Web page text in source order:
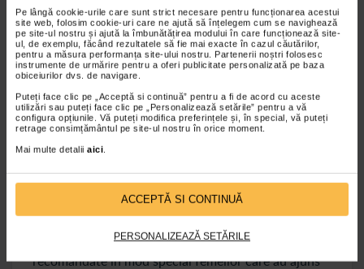
Pe lângă cookie-urile care sunt strict necesare pentru funcționarea acestui
site web, folosim cookie-uri care ne ajută să înțelegem cum se navighează
pe site-ul nostru și ajută la îmbunătățirea modului în care funcționează site-
ul, de exemplu, făcând rezultatele să fie mai exacte în cazul căutărilor,
pentru a măsura performanța site-ului nostru. Partenerii noștri folosesc
instrumente de urmărire pentru a oferi publicitate personalizată pe baza
obiceiurilor dvs. de navigare.
Puteți face clic pe „Acceptă si continuă” pentru a fi de acord cu aceste
utilizări sau puteți face clic pe „Personalizează setările” pentru a vă
configura opțiunile. Vă puteți modifica preferințele și, în special, vă puteți
retrage consimțământul pe site-ul nostru în orice moment.
Mai multe detalii aici.
ACCEPTĂ SI CONTINUĂ
PERSONALIZEAZĂ SETĂRILE
sanatatea osoasa. Activitatile care pun presiune pe
oase, cum ar fi mersul pe jos, alergarea usoara si
ridicarea de greutati usoare, pot ajuta la incetinirea
pierderii masei osoase cauzata de menopauza.
Exercitiile de forta nu doar ca imbunatatesc
densitatea osoasa, dar contribuie si la intarirea
musculaturii, oferind un suport suplimentar oaselor.
Importanta monitorizarii sanatatii osoase in
timpul menopauzei
Menopauza este o perioada propice pentru a lua
oaselor. Testele de densitate osoasa sunt
recomandate in mod special femeilor care au ajuns